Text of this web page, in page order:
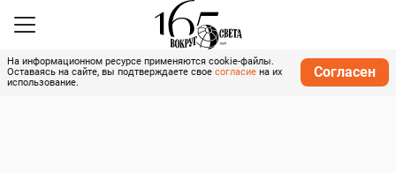
На информационном ресурсе применяются cookie-файлы.
Оставаясь на сайте, вы подтверждаете свое согласие на их
использование.
Согласен